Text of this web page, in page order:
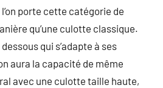
porte cette catégorie de
qu’une culotte classique.
qui s’adapte à ses
aura la capacité de même
avec une culotte taille haute,